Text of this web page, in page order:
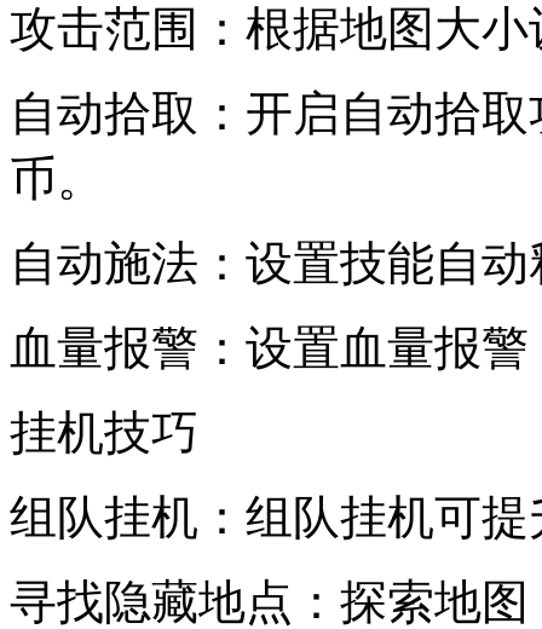
攻击范围：根据地图大
自动拾取：开启自动拾
币。
自动施法：设置技能自
血量报警：设置血量报
挂机技巧
组队挂机：组队挂机可
寻找隐藏地点：探索地